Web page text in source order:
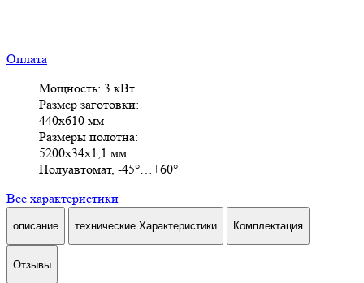
Оплата
Мощность: 3 кВт
Размер заготовки:
440х610 мм
Размеры полотна:
5200х34х1,1 мм
Полуавтомат, -45°…+60°
Все характеристики
описание технические Характеристики Комплектация
Отзывы